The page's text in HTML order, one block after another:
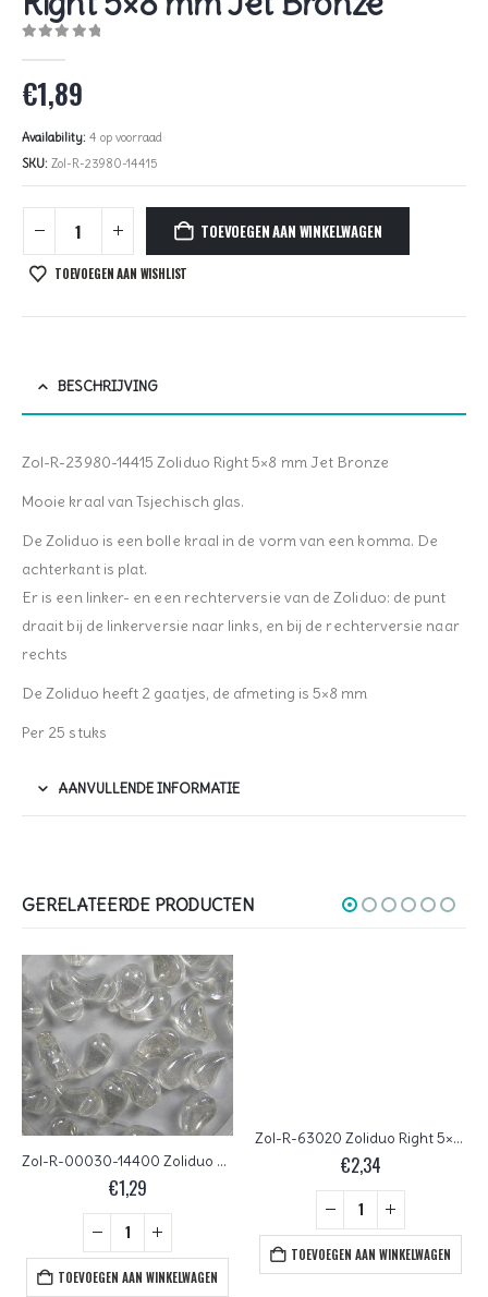
€1,89
Availability: 4 op voorraad
SKU: Zol-R-23980-14415
TOEVOEGEN AAN WINKELWAGEN
TOEVOEGEN AAN WISHLIST
BESCHRIJVING
Zol-R-23980-14415 Zoliduo Right 5×8 mm Jet Bronze
Mooie kraal van Tsjechisch glas.
De Zoliduo is een bolle kraal in de vorm van een komma. De
achterkant is plat.
Er is een linker- en een rechterversie van de Zoliduo: de punt
draait bij de linkerversie naar links, en bij de rechterversie naar
rechts
De Zoliduo heeft 2 gaatjes, de afmeting is 5×8 mm
Per 25 stuks
AANVULLENDE INFORMATIE
GERELATEERDE PRODUCTEN
Zol-R-00030-14400 Zoliduo Right 5×8 mm Crystal Shimmer
€1,29
TOEVOEGEN AAN WINKELWAGEN
Zol-R-63020 Zoliduo Right 5×8 mm Blue Turquoise
€2,34
TOEVOEGEN AAN WINKELWAGEN